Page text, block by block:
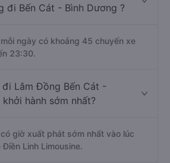
đi Bến Cát - Bình Dương ?
ngày có khoảng 45 chuyến xe
23:30.
đi Lâm Đồng Bến Cát -
hành sớm nhất?
giờ xuất phát sớm nhất vào lúc
Linh Limousine.